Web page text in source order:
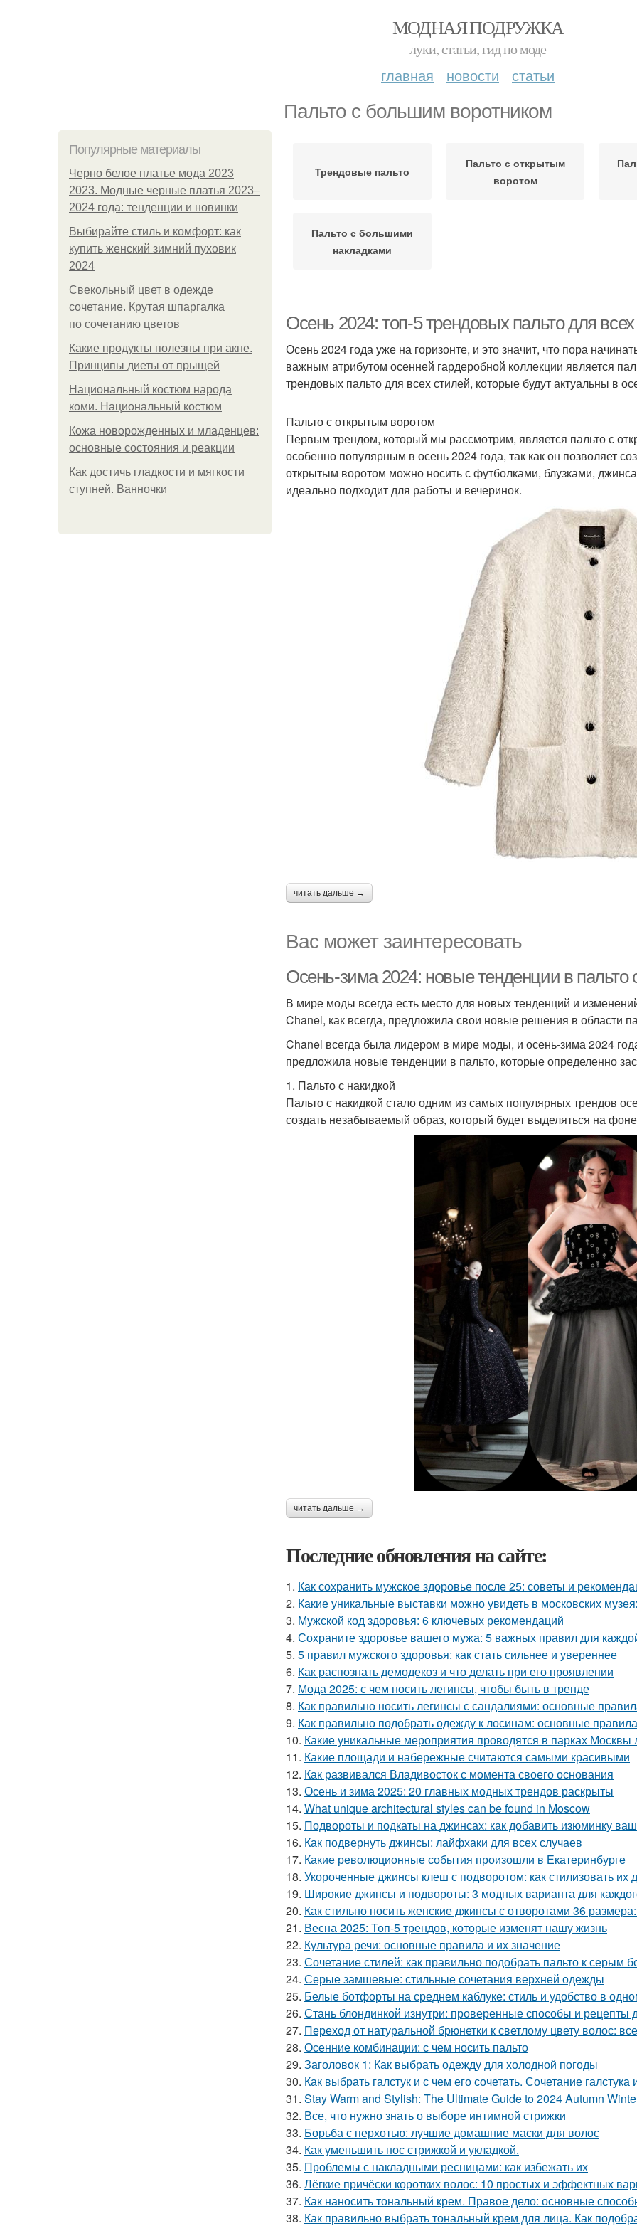
МОДНАЯ ПОДРУЖКА
луки, статьи, гид по моде
главная новости статьи
Пальто с большим воротником
Популярные материалы
Черно белое платье мода 2023
2023. Модные черные платья 2023–
2024 года: тенденции и новинки
Выбирайте стиль и комфорт: как
купить женский зимний пуховик
2024
Свекольный цвет в одежде
сочетание. Крутая шпаргалка
по сочетанию цветов
Какие продукты полезны при акне.
Принципы диеты от прыщей
Национальный костюм народа
коми. Национальный костюм
Кожа новорожденных и младенцев:
основные состояния и реакции
Как достичь гладкости и мягкости
ступней. Ванночки
Трендовые пальто
Пальто с открытым
воротом
Пальто с большими
накладками
Осень 2024: топ-5 трендовых пальто для
Осень 2024 года уже на горизонте, и это значит, что пора
важным атрибутом осенней гардеробной коллекции является
трендовых пальто для всех стилей, которые будут актуальны в
Пальто с открытым воротом
Первым трендом, который мы рассмотрим, является пальто с
особенно популярным в осень 2024 года, так как он позволяет
открытым воротом можно носить с футболками, блузками,
идеально подходит для работы и вечеринок.
читать дальше →
Вас может заинтересовать
Осень-зима 2024: новые тенденции в пальто
В мире моды всегда есть место для новых тенденций и
Chanel, как всегда, предложила свои новые решения в области
Chanel всегда была лидером в мире моды, и осень-зима 2024
предложила новые тенденции в пальто, которые определенно
1. Пальто с накидкой
Пальто с накидкой стало одним из самых популярных трендов
создать незабываемый образ, который будет выделяться на
читать дальше →
Последние обновления на сайте:
1. Как сохранить мужское здоровье после 25: советы и
2. Какие уникальные выставки можно увидеть в московских
3. Мужской код здоровья: 6 ключевых рекомендаций
4. Сохраните здоровье вашего мужа: 5 важных правил для
5. 5 правил мужского здоровья: как стать сильнее и увереннее
6. Как распознать демодекоз и что делать при его проявлении
7. Мода 2025: с чем носить легинсы, чтобы быть в тренде
8. Как правильно носить легинсы с сандалиями: основные
9. Как правильно подобрать одежду к лосинам: основные
10. Какие уникальные мероприятия проводятся в парках Москвы
11. Какие площади и набережные считаются самыми красивыми
12. Как развивался Владивосток с момента своего основания
13. Осень и зима 2025: 20 главных модных трендов раскрыты
14. What unique architectural styles can be found in Moscow
15. Подвороты и подкаты на джинсах: как добавить изюминку
16. Как подвернуть джинсы: лайфхаки для всех случаев
17. Какие революционные события произошли в Екатеринбурге
18. Укороченные джинсы клеш с подворотом: как стилизовать их
19. Широкие джинсы и подвороты: 3 модных варианта для
20. Как стильно носить женские джинсы с отворотами 36
21. Весна 2025: Топ-5 трендов, которые изменят нашу жизнь
22. Культура речи: основные правила и их значение
23. Сочетание стилей: как правильно подобрать пальто к серым
24. Серые замшевые: стильные сочетания верхней одежды
25. Белые ботфорты на среднем каблуке: стиль и удобство в
26. Стань блондинкой изнутри: проверенные способы и
27. Переход от натуральной брюнетки к светлому цвету волос:
28. Осенние комбинации: с чем носить пальто
29. Заголовок 1: Как выбрать одежду для холодной погоды
30. Как выбрать галстук и с чем его сочетать. Сочетание
31. Stay Warm and Stylish: The Ultimate Guide to 2024 Autumn
32. Все, что нужно знать о выборе интимной стрижки
33. Борьба с перхотью: лучшие домашние маски для волос
34. Как уменьшить нос стрижкой и укладкой.
35. Проблемы с накладными ресницами: как избежать их
36. Лёгкие причёски коротких волос: 10 простых и эффектных
37. Как наносить тональный крем. Правое дело: основные
38. Как правильно выбрать тональный крем для лица. Как